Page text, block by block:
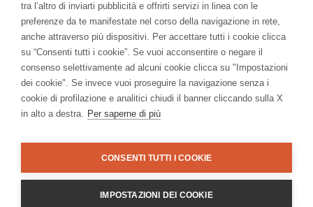
Con il contributo di:
Bando “Musei di Impresa 2025”
tra l’altro di inviarti pubblicità e offrirti servizi in linea con le
preferenze da te manifestate nel corso della navigazione in rete,
anche attraverso più dispositivi. Per accettare tutti i cookie clicca
su “Consenti tutti i cookie”. Se vuoi acconsentire o negare il
consenso selettivamente ad alcuni cookie clicca su "Impostazioni
dei cookie". Se invece vuoi proseguire la navigazione senza i
cookie di profilazione e analitici chiudi il banner cliccando sulla X
in alto a destra. Per saperne di più
CONSENTI TUTTI I COOKIE
IMPOSTAZIONI DEI COOKIE